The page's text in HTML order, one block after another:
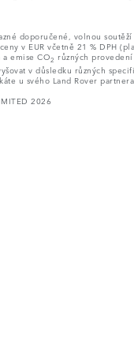
doporučené, volnou
v EUR včetně 21 % DPH
emise CO2 různých
v důsledku různých
u svého Land Rover partnera.
2026